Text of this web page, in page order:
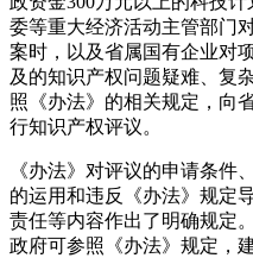
委等重大经济活动主管部门
案时，以及省属国有企业对
及的知识产权问题疑难、复
照《办法》的相关规定，向
行知识产权评议。
《办法》对评议的申请条件
的运用和违反《办法》规定
责任等内容作出了明确规定
政府可参照《办法》规定，